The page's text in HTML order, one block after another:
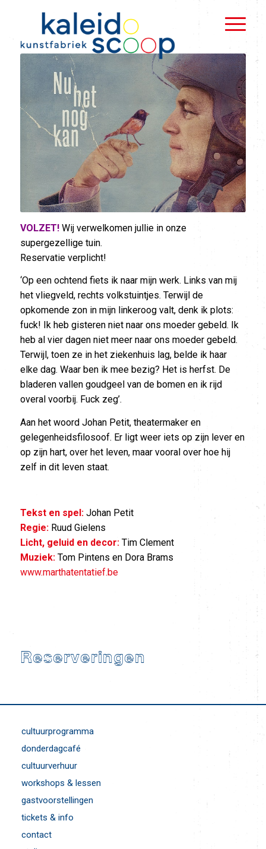
VOLZET! Wij verwelkomen jullie in onze
supergezellige tuin.
Reservatie verplicht!
‘Op een ochtend fiets ik naar mijn werk. Links van mij
het vliegveld, rechts volkstuintjes. Terwijl de
opkomende zon in mijn linkeroog valt, denk ik plots:
fuck! Ik heb gisteren niet naar ons moeder gebeld. Ik
heb al vier dagen niet meer naar ons moeder gebeld.
Terwijl, toen ze in het ziekenhuis lag, belde ik haar
elke dag. Waar ben ik mee bezig? Het is herfst. De
bladeren vallen goudgeel van de bomen en ik rijd
overal voorbij. Fuck zeg’.
Aan het woord Johan Petit, theatermaker en
gelegenheidsfilosoof. Er ligt weer iets op zijn lever en
op zijn hart, over het leven, maar vooral over hoe hij
zelf in dit leven staat.
Tekst en spel:Johan Petit
Regie: Ruud Gielens
Licht, geluid en decor: Tim Clement
Muziek: Tom Pintens en Dora Brams
www.marthatentatief.be
Reserveringen
cultuurprogramma
donderdagcafé
cultuurverhuur
workshops & lessen
gastvoorstellingen
tickets & info
contact